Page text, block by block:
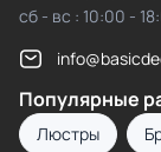
сб - вс : 10:00 -
Популярные
Люстры